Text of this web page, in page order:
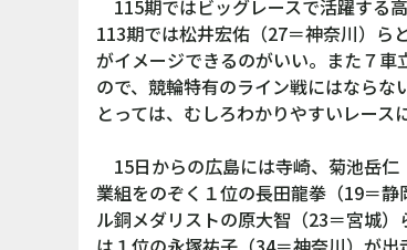
115期ではビッグレースで活躍する
113期では松井宏佑（27＝神奈川）ら
がイメージできるのがいい。また７車
ので、競輪特有のライン戦にはならな
とっては、むしろわかりやすいレース
15日からの広島には寺崎、菊池岳仁
業組をのぞく１位の長田龍拳（19＝
ル銅メダリストの原大智（23＝宮城